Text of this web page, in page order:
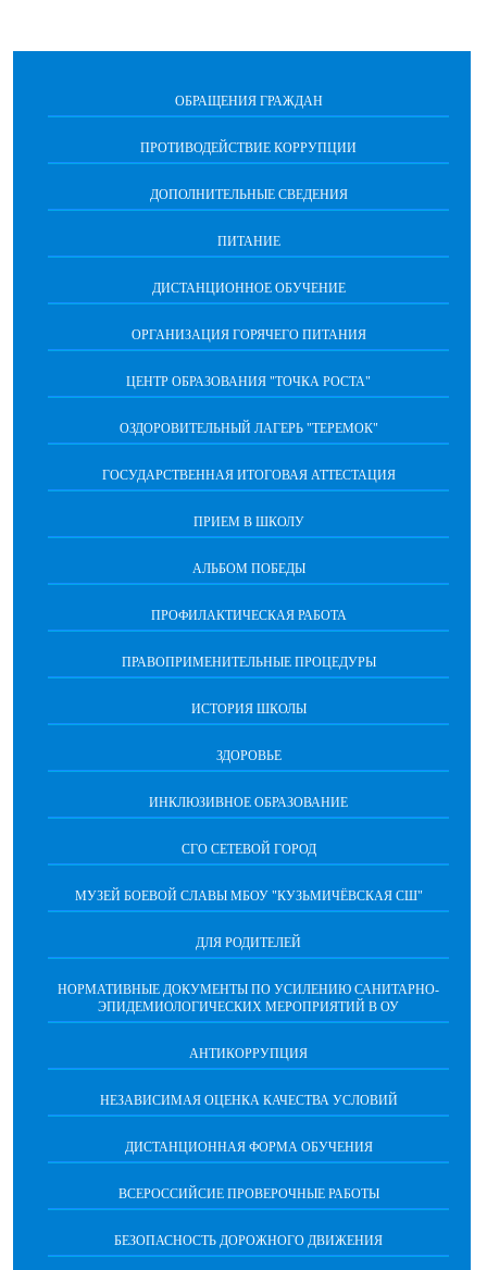
ОБРАЩЕНИЯ ГРАЖДАН
ПРОТИВОДЕЙСТВИЕ КОРРУПЦИИ
ДОПОЛНИТЕЛЬНЫЕ СВЕДЕНИЯ
ПИТАНИЕ
ДИСТАНЦИОННОЕ ОБУЧЕНИЕ
ОРГАНИЗАЦИЯ ГОРЯЧЕГО ПИТАНИЯ
ЦЕНТР ОБРАЗОВАНИЯ "ТОЧКА РОСТА"
ОЗДОРОВИТЕЛЬНЫЙ ЛАГЕРЬ "ТЕРЕМОК"
ГОСУДАРСТВЕННАЯ ИТОГОВАЯ АТТЕСТАЦИЯ
ПРИЕМ В ШКОЛУ
АЛЬБОМ ПОБЕДЫ
ПРОФИЛАКТИЧЕСКАЯ РАБОТА
ПРАВОПРИМЕНИТЕЛЬНЫЕ ПРОЦЕДУРЫ
ИСТОРИЯ ШКОЛЫ
ЗДОРОВЬЕ
ИНКЛЮЗИВНОЕ ОБРАЗОВАНИЕ
СГО СЕТЕВОЙ ГОРОД
МУЗЕЙ БОЕВОЙ СЛАВЫ МБОУ "КУЗЬМИЧЁВСКАЯ СШ"
ДЛЯ РОДИТЕЛЕЙ
НОРМАТИВНЫЕ ДОКУМЕНТЫ ПО УСИЛЕНИЮ САНИТАРНО-
ЭПИДЕМИОЛОГИЧЕСКИХ МЕРОПРИЯТИЙ В ОУ
АНТИКОРРУПЦИЯ
НЕЗАВИСИМАЯ ОЦЕНКА КАЧЕСТВА УСЛОВИЙ
ДИСТАНЦИОННАЯ ФОРМА ОБУЧЕНИЯ
ВСЕРОССИЙСИЕ ПРОВЕРОЧНЫЕ РАБОТЫ
БЕЗОПАСНОСТЬ ДОРОЖНОГО ДВИЖЕНИЯ